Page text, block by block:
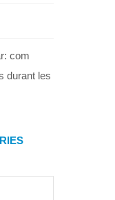
com
durant les